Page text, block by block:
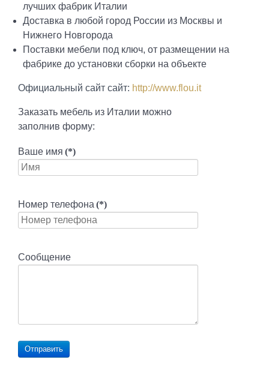
лучших фабрик Италии
Доставка в любой город России из Москвы и
Нижнего Новгорода
Поставки мебели под ключ, от размещении на
фабрике до установки сборки на объекте
Официальный сайт сайт: http://www.flou.it
Заказать мебель из Италии можно
заполнив форму:
Ваше имя (*)
Номер телефона (*)
Сообщение
Отправить